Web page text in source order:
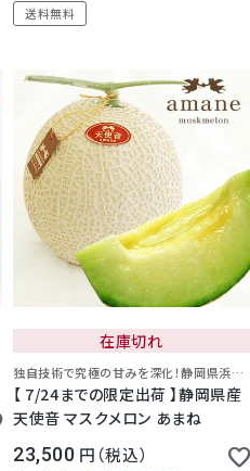
送料無料
在庫切れ
独自技術で究極の甘みを深化！静岡県浜松市よりお届けいたします。
【 7/24までの限定出荷 】静岡県産
天使音 マスクメロン あまね
23,500 税込